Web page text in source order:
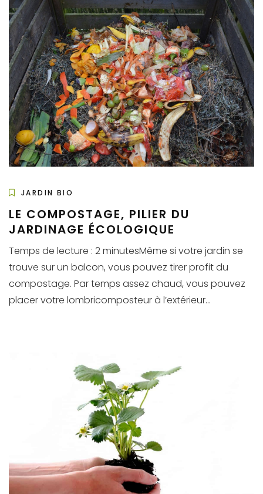
JARDIN BIO
LE COMPOSTAGE, PILIER DU
JARDINAGE ÉCOLOGIQUE
Temps de lecture : 2 minutesMême si votre jardin se
trouve sur un balcon, vous pouvez tirer profit du
compostage. Par temps assez chaud, vous pouvez
placer votre lombricomposteur à l’extérieur...